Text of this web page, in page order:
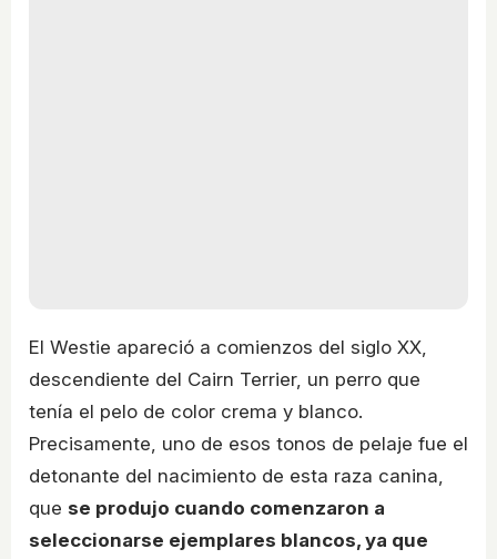
El Westie apareció a comienzos del siglo XX,
descendiente del Cairn Terrier, un perro que
tenía el pelo de color crema y blanco.
Precisamente, uno de esos tonos de pelaje fue el
detonante del nacimiento de esta raza canina,
que se produjo cuando comenzaron a
seleccionarse ejemplares blancos, ya que